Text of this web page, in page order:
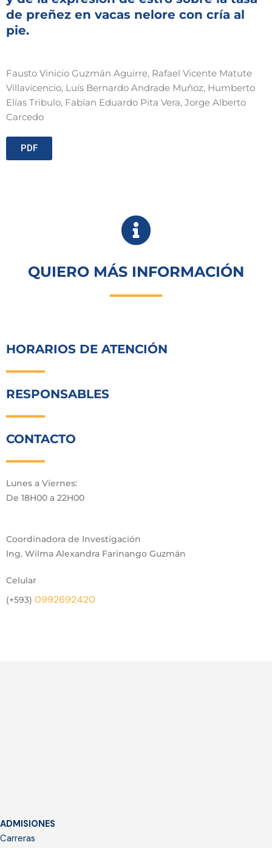
de preñez en vacas nelore con cría al
pie.
Fausto Vinicio Guzmán Aguirre, Rafael Vicente Matute
Villavicencio, Luís Bernardo Andrade Muñoz, Humberto
Elías Tribulo, Fabían Eduardo Pita Vera, Jorge Alberto
Carcedo
PDF
QUIERO MÁS INFORMACIÓN
HORARIOS DE ATENCIÓN
RESPONSABLES
CONTACTO
Lunes a Viernes:
De 18H00 a 22H00
Coordinadora de Investigación
Ing. Wilma Alexandra Farinango Guzmán
Celular
(+593) 0992692420
ADMISIONES
Carreras